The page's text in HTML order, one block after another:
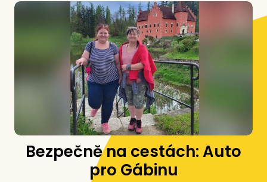
Bezpečně na cestách: Auto
pro Gábinu